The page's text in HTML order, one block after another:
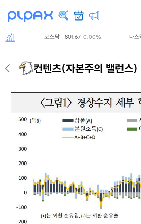
코스닥 801.67 0.00% 나스닥
컨텐츠(자본주의 밸런스)